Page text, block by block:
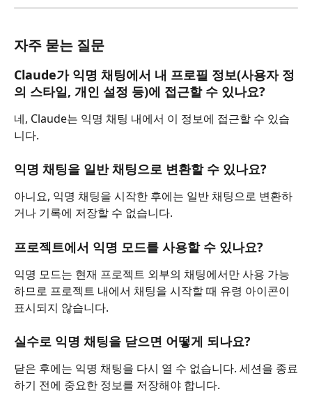
자주 묻는 질문
Claude가 익명 채팅에서 내 프로필 정보(사용자 정
의 스타일, 개인 설정 등)에 접근할 수 있나요?
네, Claude는 익명 채팅 내에서 이 정보에 접근할 수 있습
니다.
익명 채팅을 일반 채팅으로 변환할 수 있나요?
아니요, 익명 채팅을 시작한 후에는 일반 채팅으로 변환하
거나 기록에 저장할 수 없습니다.
프로젝트에서 익명 모드를 사용할 수 있나요?
익명 모드는 현재 프로젝트 외부의 채팅에서만 사용 가능
하므로 프로젝트 내에서 채팅을 시작할 때 유령 아이콘이
표시되지 않습니다.
실수로 익명 채팅을 닫으면 어떻게 되나요?
닫은 후에는 익명 채팅을 다시 열 수 없습니다. 세션을 종료
하기 전에 중요한 정보를 저장해야 합니다.